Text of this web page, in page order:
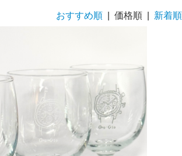
おすすめ順 | 価格順 | 新着順